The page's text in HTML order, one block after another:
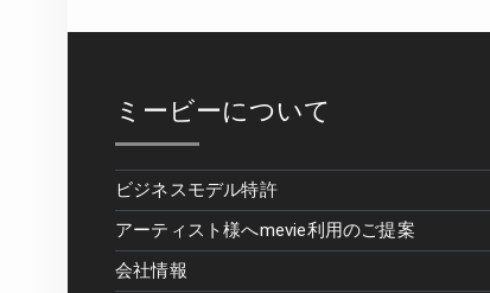
ミービーについて
ビジネスモデル特許
アーティスト様へmevie利用のご提案
会社情報